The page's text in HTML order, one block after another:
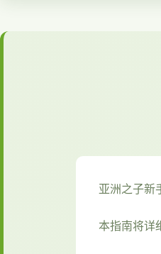
亚洲之子新
本指南将详